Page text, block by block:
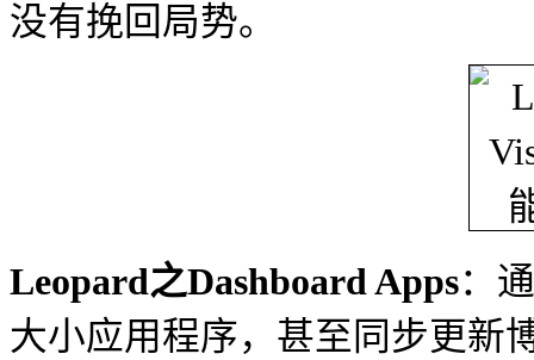
没有挽回局势。
Leopard之Dashboard Apps：
大小应用程序，甚至同步更新